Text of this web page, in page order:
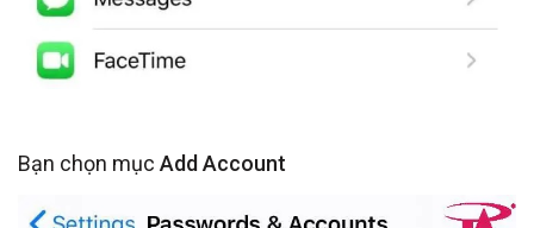
Bạn chọn mục Add Account